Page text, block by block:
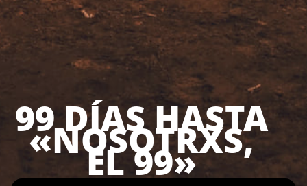
99 DÍAS HASTA
«NOSOTRXS,
EL 99»